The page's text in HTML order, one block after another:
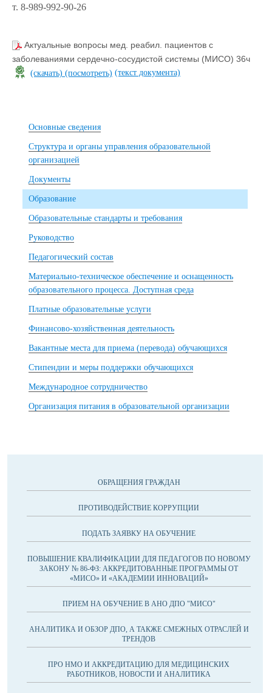
т. 8-989-992-90-26
Актуальные вопросы мед. реабил. пациентов с
заболеваниями сердечно-сосудистой системы (МИСО) 36ч
(скачать) (посмотреть) (текст документа)
Основные сведения
Структура и органы управления образовательной
организацией
Документы
Образование
Образовательные стандарты и требования
Руководство
Педагогический состав
Материально-техническое обеспечение и оснащенность
образовательного процесса. Доступная среда
Платные образовательные услуги
Финансово-хозяйственная деятельность
Вакантные места для приема (перевода) обучающихся
Стипендии и меры поддержки обучающихся
Международное сотрудничество
Организация питания в образовательной организации
ОБРАЩЕНИЯ ГРАЖДАН
ПРОТИВОДЕЙСТВИЕ КОРРУПЦИИ
ПОДАТЬ ЗАЯВКУ НА ОБУЧЕНИЕ
ПОВЫШЕНИЕ КВАЛИФИКАЦИИ ДЛЯ ПЕДАГОГОВ ПО НОВОМУ
ЗАКОНУ № 86-ФЗ: АККРЕДИТОВАННЫЕ ПРОГРАММЫ ОТ
«МИСО» И «АКАДЕМИИ ИННОВАЦИЙ»
ПРИЕМ НА ОБУЧЕНИЕ В АНО ДПО "МИСО"
АНАЛИТИКА И ОБЗОР ДПО, А ТАКЖЕ СМЕЖНЫХ ОТРАСЛЕЙ И
ТРЕНДОВ
ПРО НМО И АККРЕДИТАЦИЮ ДЛЯ МЕДИЦИНСКИХ
РАБОТНИКОВ, НОВОСТИ И АНАЛИТИКА